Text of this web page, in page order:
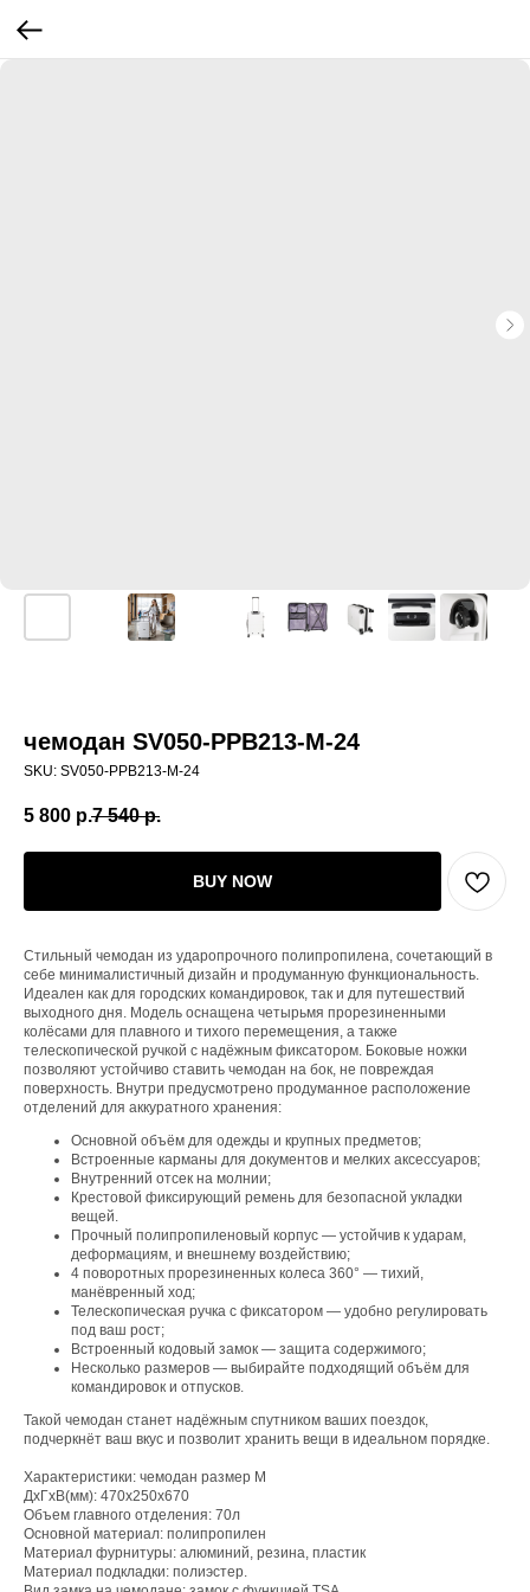
чемодан SV050-PPB213-М-24
SKU: SV050-PPB213-М-24
5 800 р.7 540 р.
BUY NOW
Стильный чемодан из ударопрочного полипропилена, сочетающий в
себе минималистичный дизайн и продуманную функциональность.
Идеален как для городских командировок, так и для путешествий
выходного дня. Модель оснащена четырьмя прорезиненными
колёсами для плавного и тихого перемещения, а также
телескопической ручкой с надёжным фиксатором. Боковые ножки
позволяют устойчиво ставить чемодан на бок, не повреждая
поверхность. Внутри предусмотрено продуманное расположение
отделений для аккуратного хранения:
Основной объём для одежды и крупных предметов;
Встроенные карманы для документов и мелких аксессуаров;
Внутренний отсек на молнии;
Крестовой фиксирующий ремень для безопасной укладки
вещей.
Прочный полипропиленовый корпус — устойчив к ударам,
деформациям, и внешнему воздействию;
4 поворотных прорезиненных колеса 360° — тихий,
манёвренный ход;
Телескопическая ручка с фиксатором — удобно регулировать
под ваш рост;
Встроенный кодовый замок — защита содержимого;
Несколько размеров — выбирайте подходящий объём для
командировок и отпусков.
Такой чемодан станет надёжным спутником ваших поездок,
подчеркнёт ваш вкус и позволит хранить вещи в идеальном порядке.
Характеристики: чемодан размер М
ДхГхВ(мм): 470x250x670
Объем главного отделения: 70л
Основной материал: полипропилен
Материал фурнитуры: алюминий, резина, пластик
Материал подкладки: полиэстер.